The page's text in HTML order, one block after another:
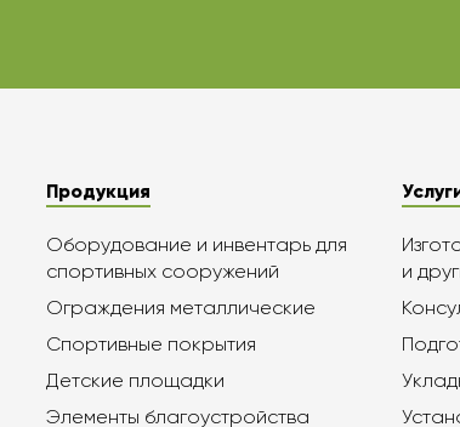
Продукция
Оборудование и инвентарь для
спортивных сооружений
Ограждения металлические
Спортивные покрытия
Детские площадки
Элементы благоустройства
и